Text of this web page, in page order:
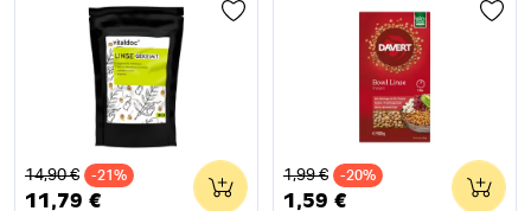
Alter Preis
14,90 € -21%
11,79 €
0 Alter Preis
1,99 € -20%
1,59 €
0